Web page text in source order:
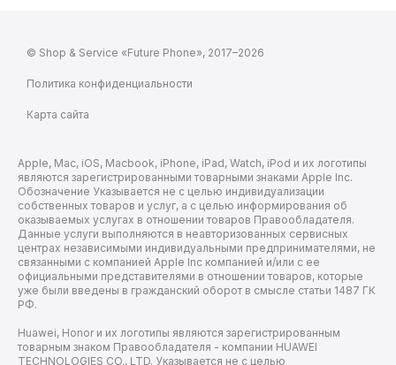
© Shop & Service «Future Phone», 2017–2026
Политика конфиденциальности
Карта сайта
Apple, Mac, iOS, Macbook, iPhone, iPad, Watch, iPod и их логотипы
являются зарегистрированными товарными знаками Apple Inc.
Обозначение Указывается не с целью индивидуализации
собственных товаров и услуг, а с целью информирования об
оказываемых услугах в отношении товаров Правообладателя.
Данные услуги выполняются в неавторизованных сервисных
центрах независимыми индивидуальными предпринимателями, не
связанными с компанией Apple Inc компанией и/или с ее
официальными представителями в отношении товаров, которые
уже были введены в гражданский оборот в смысле статьи 1487 ГК
РФ.
Huawei, Honor и их логотипы являются зарегистрированным
товарным знаком Правообладателя - компании HUAWEI
TECHNOLOGIES CO., LTD. Указывается не с целью